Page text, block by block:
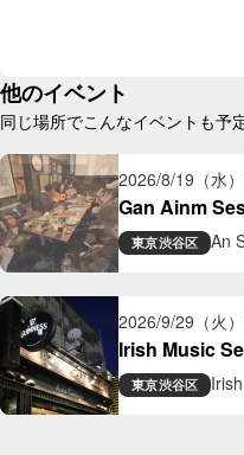
他のイベント
同じ場所でこんなイベントも予
2026/8/19（水）
Gan Ainm
東京渋谷区 An
2026/9/29（火）
Irish Music
Tokyo
東京渋谷区